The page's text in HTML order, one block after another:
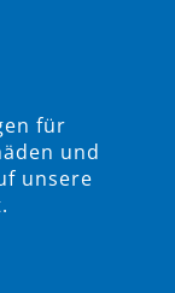
für
und
unsere